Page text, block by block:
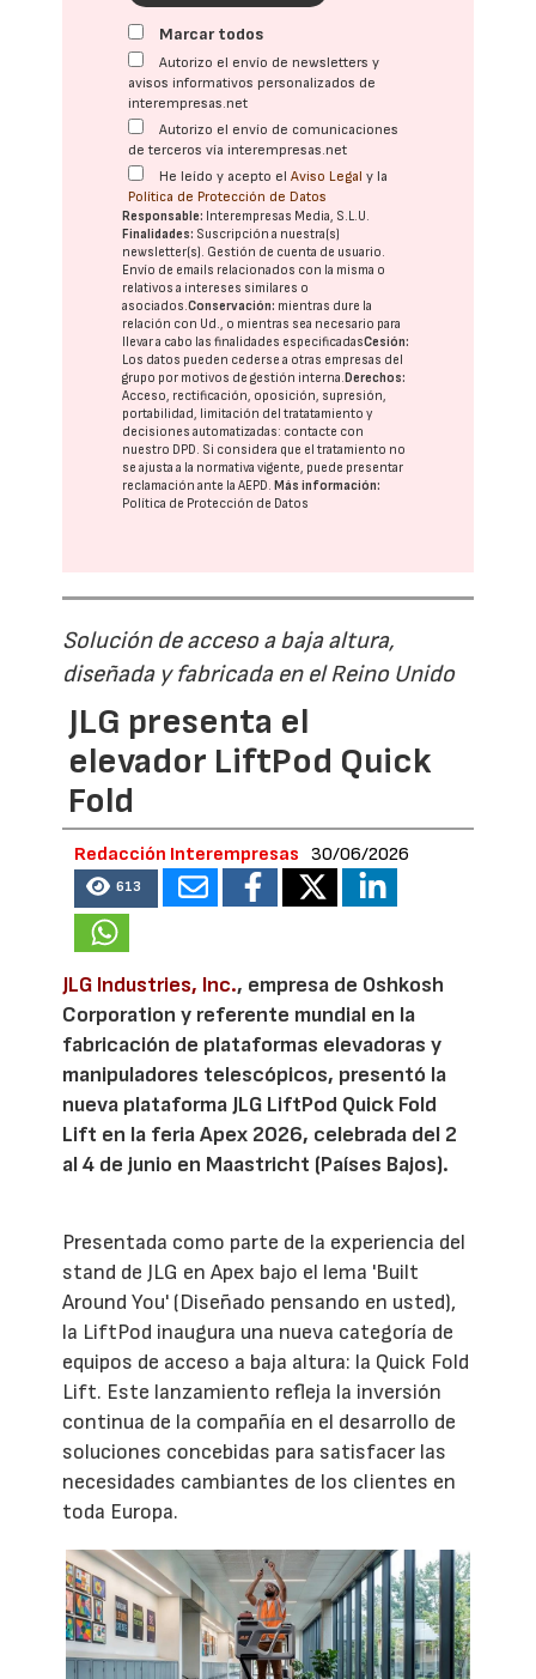
Marcar todos
Autorizo el envío de newsletters y
avisos informativos personalizados de
interempresas.net
Autorizo el envío de comunicaciones
de terceros vía interempresas.net
He leído y acepto elAviso Legal y la
Política de Protección de Datos
Responsable: Interempresas Media, S.L.U.
Finalidades: Suscripción a nuestra(s)
newsletter(s). Gestión de cuenta de usuario.
Envío de emails relacionados con la misma o
relativos a intereses similares o
asociados.Conservación: mientras dure la
relación con Ud., o mientras sea necesario para
llevar a cabo las finalidades especificadasCesión:
Los datos pueden cederse a otras empresas del
grupo por motivos de gestión interna.Derechos:
Acceso, rectificación, oposición, supresión,
portabilidad, limitación del tratatamiento y
decisiones automatizadas: contacte con
nuestro DPD . Si considera que el tratamiento no
se ajusta a la normativa vigente, puede presentar
reclamación ante laAEPD .Más información:
Política de Protección de Datos
Solución de acceso a baja altura,
diseñada y fabricada en el Reino Unido
JLG presenta el
elevador LiftPod Quick
Fold
Redacción Interempresas 30/06/2026
613
JLG Industries, Inc., empresa de Oshkosh
Corporation y referente mundial en la
fabricación de plataformas elevadoras y
manipuladores telescópicos, presentó la
nueva plataforma JLG LiftPod Quick Fold
Lift en la feria Apex 2026, celebrada del 2
al 4 de junio en Maastricht (Países Bajos).
Presentada como parte de la experiencia del
stand de JLG en Apex bajo el lema 'Built
Around You' (Diseñado pensando en usted),
la LiftPod inaugura una nueva categoría de
equipos de acceso a baja altura: la Quick Fold
Lift. Este lanzamiento refleja la inversión
continua de la compañía en el desarrollo de
soluciones concebidas para satisfacer las
necesidades cambiantes de los clientes en
toda Europa.